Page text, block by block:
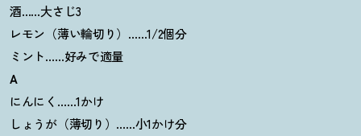
酒……大さじ3
レモン（薄い輪切り）……1/2個分
ミント……好みで適量
A
にんにく……1かけ
しょうが（薄切り）……小1かけ分